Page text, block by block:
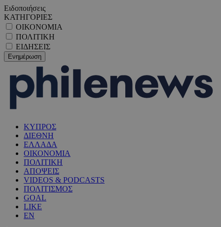
Ειδοποιήσεις
ΚΑΤΗΓΟΡΙΕΣ
ΟΙΚΟΝΟΜΙΑ
ΠΟΛΙΤΙΚΗ
ΕΙΔΗΣΕΙΣ
ΚΥΠΡΟΣ
ΔΙΕΘΝΗ
ΕΛΛΑΔΑ
ΟΙΚΟΝΟΜΙΑ
ΠΟΛΙΤΙΚΗ
ΑΠΟΨΕΙΣ
VIDEOS & PODCASTS
ΠΟΛΙΤΙΣΜΟΣ
GOAL
LIKE
EN